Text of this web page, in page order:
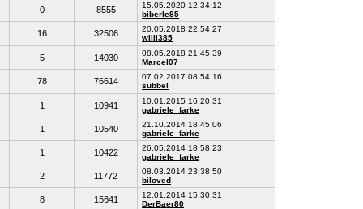
0 8555
15.05.2020 12:34:12
biberle85
16 32506
20.05.2018 22:54:27
willi385
5 14030
08.05.2018 21:45:39
Marcel07
78 76614
07.02.2017 08:54:16
subbel
1 10941
10.01.2015 16:20:31
gabriele_farke
1 10540
21.10.2014 18:45:06
gabriele_farke
1 10422
26.05.2014 18:58:23
gabriele_farke
2 11772
08.03.2014 23:38:50
biloved
8 15641
12.01.2014 15:30:31
DerBaer80